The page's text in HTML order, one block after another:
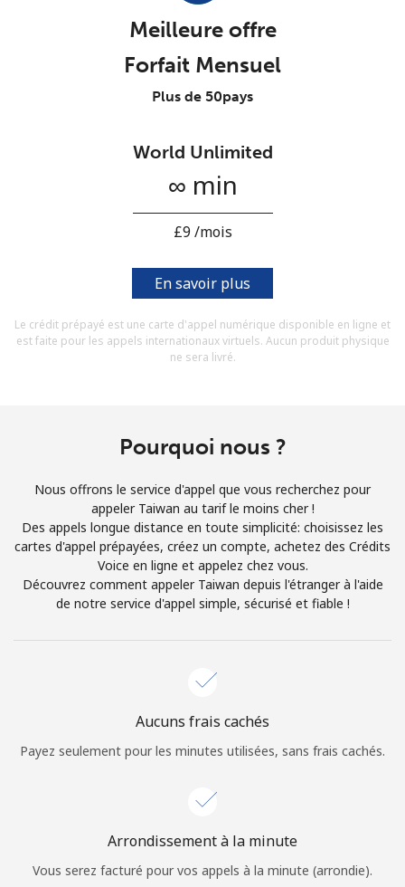
S'inscrire
Bonjour!
Identifiez-vous ouINSCRIVEZ-VOUS →
Rappel du mot de passe →
Continue avec
Meilleure offre
Forfait Mensuel
Plus de 50pays
World Unlimited
∞ min
⁦£9⁩ /mois
En savoir plus
Le crédit prépayé est une carte d'appel numérique disponible en ligne et
est faite pour les appels internationaux virtuels. Aucun produit physique
ne sera livré.
Pourquoi nous ?
Nous offrons le service d'appel que vous recherchez pour
appeler Taiwan au tarif le moins cher !
Des appels longue distance en toute simplicité: choisissez les
cartes d'appel prépayées, créez un compte, achetez des Crédits
Voice en ligne et appelez chez vous.
Découvrez comment appeler Taiwan depuis l'étranger à l'aide
de notre service d'appel simple, sécurisé et fiable !
Aucuns frais cachés
Payez seulement pour les minutes utilisées, sans frais cachés.
Arrondissement à la minute
Vous serez facturé pour vos appels à la minute (arrondie).